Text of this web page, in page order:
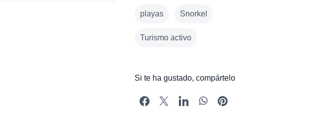
playas Snorkel
Turismo activo
Si te ha gustado, compártelo